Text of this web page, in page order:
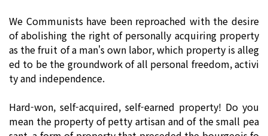
We Communists have been reproached with the desire
of abolishing the right of personally acquiring property
as the fruit of a man's own labor, which property is alleg
ed to be the groundwork of all personal freedom, activi
ty and independence.
Hard-won, self-acquired, self-earned property! Do you
mean the property of petty artisan and of the small pea